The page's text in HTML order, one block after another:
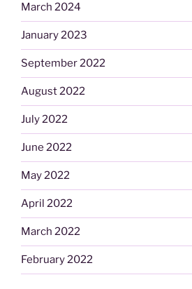
March 2024
January 2023
September 2022
August 2022
July 2022
June 2022
May 2022
April 2022
March 2022
February 2022